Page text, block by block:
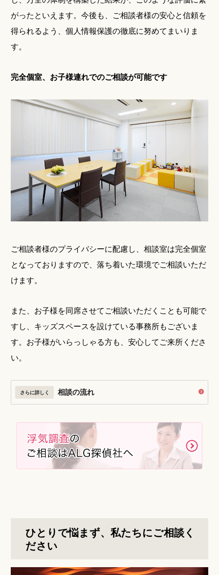
がったといえます。今後も、ご相談者様の安心と信頼を
得られるよう、個人情報保護の徹底に努めてまいりま
す。
完全個室、お子様連れでのご相談が可能です
ご相談者様のプライバシーに配慮し、相談室は完全個室
となっておりますので、落ち着いた環境でご相談いただ
けます。
また、お子様を同席させてご相談いただくことも可能で
すし、キッズスペースを設けている事務所もございま
す。お子様がいらっしゃる方も、安心してご来所くださ
い。
さらに詳しく 相談の流れ
ひとりで悩まず、私たちにご相談く
ださい